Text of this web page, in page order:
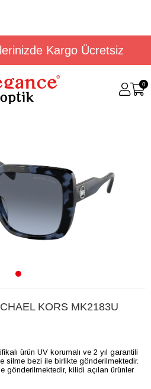
Kargo Ücretsiz
0
KORS MK2183U
ürün UV korumalı ve 2 yıl garantili
silme bezi ile birlikte gönderilmektedir.
gönderilmektedir, kilidi açılan ürünler